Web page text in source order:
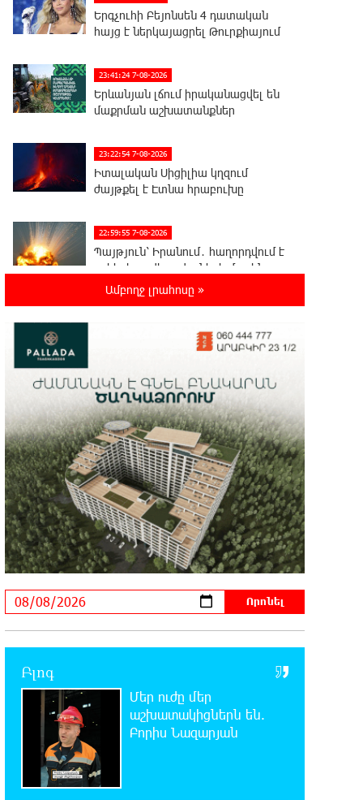
Երգչուհի Բեյոնսեն ​​4 դատական
հայց է ներկայացրել Թուրքիայում
23:41:24 7-08-2026
Երևանյան լճում իրականացվել են
մաքրման աշխատանքներ
23:22:54 7-08-2026
Իտալական Սիցիլիա կղզում
ժայթքել է Էտնա հրաբուխը
22:59:55 7-08-2026
Պայթյուն՝ Իրանում․ հաղորդվում է
զոհերի ու վիրավորների մասին
«Ռեալը» հայտարարել է
Դիոմանդեի տրանսֆերի մասին
22:21:15 7-08-2026
Վանաձորում բшխվել են «Jeep
Cherokee»-ն և «Toyota Camry»-ն
22:03:58 7-08-2026
Մասկը մերժել է Կիևի խնդրանքը՝
օգտագործել Starlink-ը
Ռուսաստանի դեմ հարվшծները կառավարելու
համար
Երևանում և մարզերում
էլեկտրաէներգիայի ընդհատումներ
կլինեն
Ստեփանավանում ռուս կին է
փորձել ինքնասպան լինել
ԵԱՏՄ֊ն չի ուզում, որ իր
միջոցներով զարգանա Հայաստանի
Ամբողջ լրահոսը »
Բլոգ
Մեր ուժը մեր
աշխատակիցներն են.
Բորիս Նազարյան